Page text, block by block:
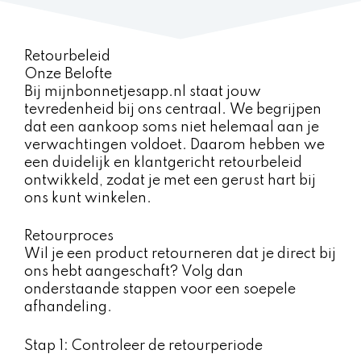
Retourbeleid
Onze Belofte
Bij mijnbonnetjesapp.nl staat jouw
tevredenheid bij ons centraal. We begrijpen
dat een aankoop soms niet helemaal aan je
verwachtingen voldoet. Daarom hebben we
een duidelijk en klantgericht retourbeleid
ontwikkeld, zodat je met een gerust hart bij
ons kunt winkelen.
Retourproces
Wil je een product retourneren dat je direct bij
ons hebt aangeschaft? Volg dan
onderstaande stappen voor een soepele
afhandeling.
Stap 1: Controleer de retourperiode